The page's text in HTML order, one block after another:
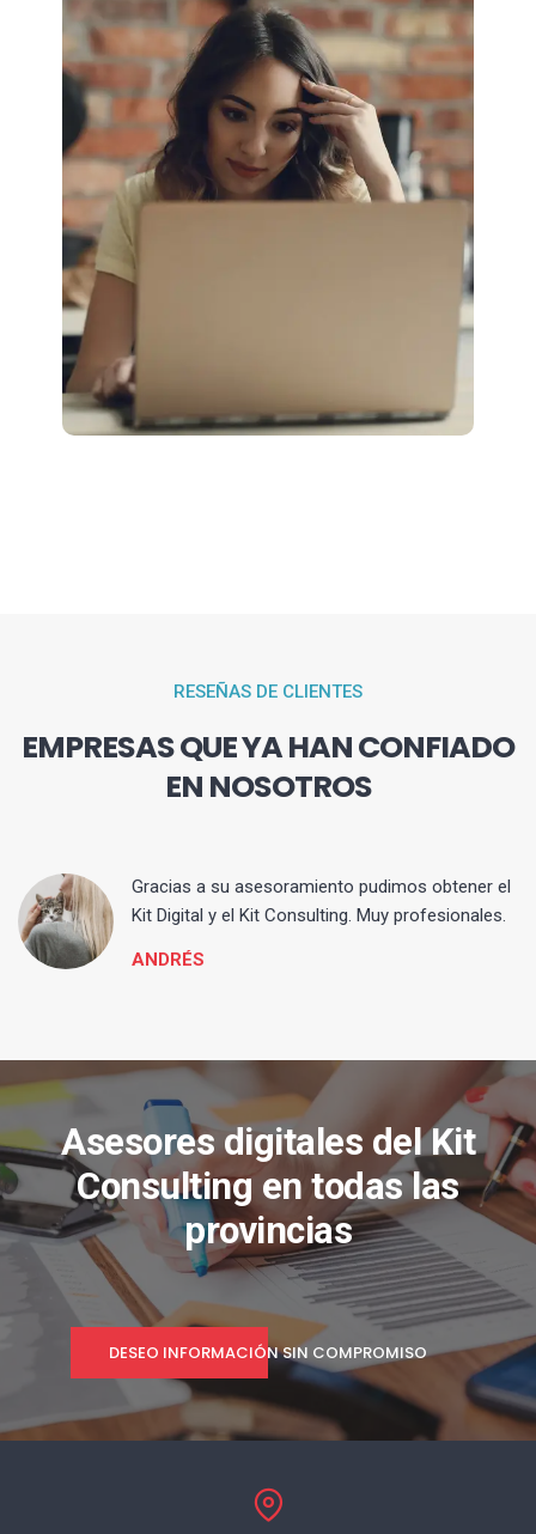
RESEÑAS DE CLIENTES
EMPRESAS QUE YA HAN CONFIADO
EN NOSOTROS
Gracias a su asesoramiento pudimos obtener el
Kit Digital y el Kit Consulting. Muy profesionales.
ANDRÉS
Asesores digitales del Kit
Consulting en todas las
provincias
DESEO INFORMACIÓN SIN COMPROMISO